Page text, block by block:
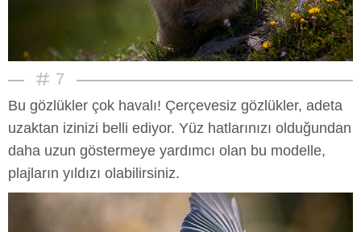
7
Bu gözlükler çok havalı! Çerçevesiz gözlükler, adeta
uzaktan izinizi belli ediyor. Yüz hatlarınızı olduğundan
daha uzun göstermeye yardımcı olan bu modelle,
plajların yıldızı olabilirsiniz.